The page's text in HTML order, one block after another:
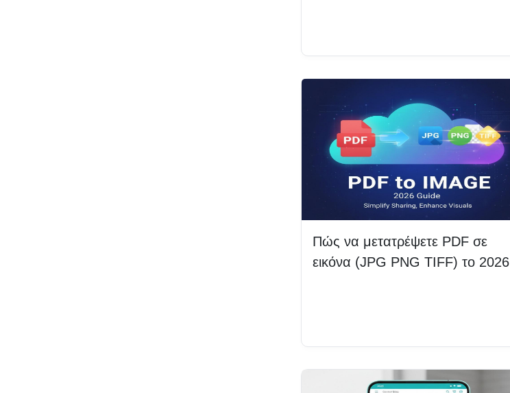
Πώς να μετατρέψετε PDF σε
εικόνα (JPG PNG TIFF) το 2026